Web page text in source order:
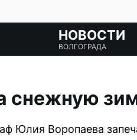
НОВОСТИ
ВОЛГОГРАДА
снежную
Юлия Воропаева